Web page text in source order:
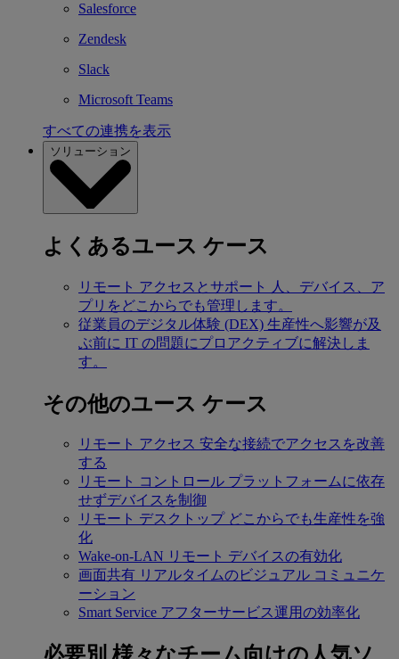
Salesforce
Zendesk
Slack
Microsoft Teams
すべての連携を表示
ソリューション
よくあるユース ケース
リモート アクセスとサポート
人、デバイス、ア
プリをどこからでも管理します。
従業員のデジタル体験 (DEX) 生産性へ影響が及
ぶ前に IT の問題にプロアクティブに解決しま
す。
その他のユース ケース
リモート アクセス 安全な接続でアクセスを改善
する
リモート コントロール プラットフォームに依存
せずデバイスを制御
リモート デスクトップ どこからでも生産性を強
化
Wake-on-LAN リモート デバイスの有効化
画面共有 リアルタイムのビジュアル コミュニケ
ーション
Smart Service アフターサービス運用の効率化